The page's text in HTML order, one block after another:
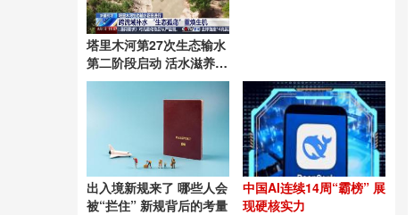
塔里木河第27次生态输水
第二阶段启动 活水滋养绿
洲
出入境新规来了 哪些人会
被“拦住” 新规背后的考量
中国AI连续14周“霸榜” 展
现硬核实力